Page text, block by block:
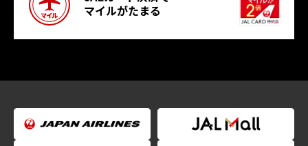
マイルがたまる